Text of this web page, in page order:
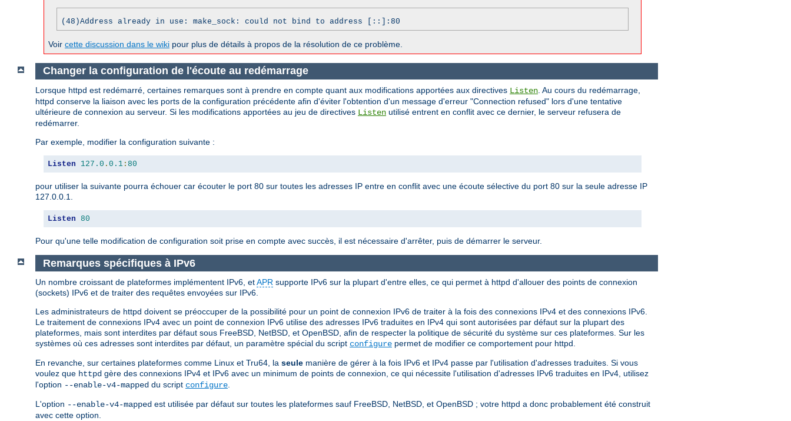
(48)Address already in use: make_sock: could not bind to address [::]:80
Voir cette discussion dans le wiki pour plus de détails à propos de la résolution de ce problème.
Changer la configuration de l'écoute au redémarrage
Lorsque httpd est redémarré, certaines remarques sont à prendre en compte quant aux modifications apportées aux directives Listen . Au cours du redémarrage,
httpd conserve la liaison avec les ports de la configuration précédente afin d'éviter l'obtention d'un message d'erreur "Connection refused" lors d'une tentative
ultérieure de connexion au serveur. Si les modifications apportées au jeu de directives Listen utilisé entrent en conflit avec ce dernier, le serveur refusera de
redémarrer.
Par exemple, modifier la configuration suivante :
Listen 127.0 . 0.1 : 80
pour utiliser la suivante pourra échouer car écouter le port 80 sur toutes les adresses IP entre en conflit avec une écoute sélective du port 80 sur la seule adresse IP
127.0.0.1.
Listen 80
Pour qu'une telle modification de configuration soit prise en compte avec succès, il est nécessaire d'arrêter, puis de démarrer le serveur.
Remarques spécifiques à IPv6
Un nombre croissant de plateformes implémentent IPv6, etAPR supporte IPv6 sur la plupart d'entre elles, ce qui permet à httpd d'allouer des points de connexion
(sockets) IPv6 et de traiter des requêtes envoyées sur IPv6.
Les administrateurs de httpd doivent se préoccuper de la possibilité pour un point de connexion IPv6 de traiter à la fois des connexions IPv4 et des connexions IPv6.
Le traitement de connexions IPv4 avec un point de connexion IPv6 utilise des adresses IPv6 traduites en IPv4 qui sont autorisées par défaut sur la plupart des
plateformes, mais sont interdites par défaut sous FreeBSD, NetBSD, et OpenBSD, afin de respecter la politique de sécurité du système sur ces plateformes. Sur les
systèmes où ces adresses sont interdites par défaut, un paramètre spécial du script configure permet de modifier ce comportement pour httpd.
En revanche, sur certaines plateformes comme Linux et Tru64, la seule manière de gérer à la fois IPv6 et IPv4 passe par l'utilisation d'adresses traduites. Si vous
voulez que httpd gère des connexions IPv4 et IPv6 avec un minimum de points de connexion, ce qui nécessite l'utilisation d'adresses IPv6 traduites en IPv4, utilisez
l'option --enable-v4-mapped du script configure.
L'option --enable-v4-mapped est utilisée par défaut sur toutes les plateformes sauf FreeBSD, NetBSD, et OpenBSD ; votre httpd a donc probablement été construit
avec cette option.